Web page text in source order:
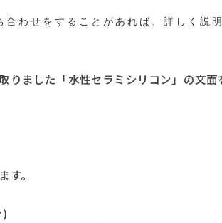
合わせをすることがあれば、詳しく 説
りました「水性セラミシリコン」の文面
。